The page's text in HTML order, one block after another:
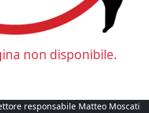
non disponibile.
responsabile Matteo Moscati